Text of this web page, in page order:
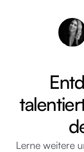
Lerne weitere